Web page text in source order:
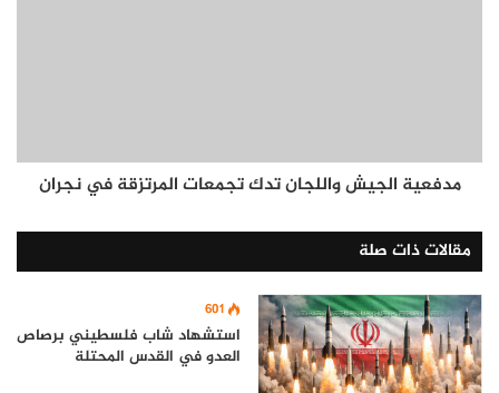
مدفعية الجيش واللجان تدك تجمعات المرتزقة في نجران
مقالات ذات صلة
601
استشهاد شاب فلسطيني برصاص
العدو في القدس المحتلة